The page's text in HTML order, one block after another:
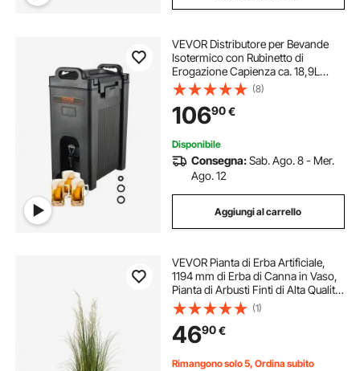
VEVOR Distributore per Bevande
Isotermico con Rubinetto di
Erogazione Capienza ca. 18,9L
Materiale Alimentare per Buffet
Festa Evento, Contenitore
Isotermico per Distribuzione
Bevande Calde / Fredde
(8)
10690€
Disponibile
Consegna:Sab. Ago. 8 - Mer.
Ago. 12
Aggiungi al carrello
VEVOR Pianta di Erba Artificiale,
1194 mm di Erba di Canna in Vaso,
Pianta di Arbusti Finti di Alta Qualità
per Interni ed Esterni, Casa,
Giardino, Ufficio, Decorazione della
Stanza, 1 Pezzo Verde
(1)
4690€
Rimangono solo 5, Ordina subito